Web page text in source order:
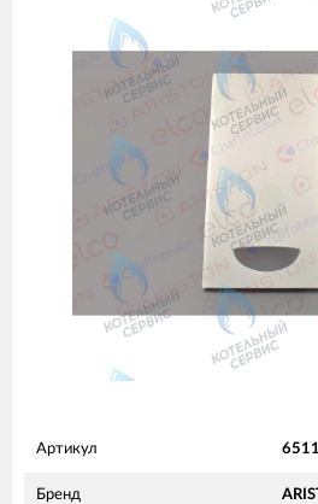
Артикул
Бренд